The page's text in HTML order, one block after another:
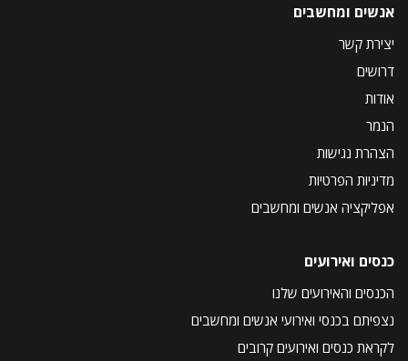
אנשים ומחשבים
יצירת קשר
דרושים
אודות
הנמר
הצהרת נגישות
מדיניות הפרטיות
אפליקציה אנשים ומחשבים
כנסים ואירועים
הכנסים והאירועים שלנו
נצפיתם בכנסי ואירועי אנשים ומחשבים
לקראת כנסים ואירועים קרובים